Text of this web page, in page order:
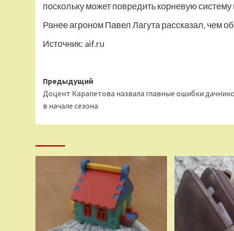
поскольку может повредить корневую
Ранее агроном Павел Лагута рассказал, чем
Источник: aif.ru
Навигация
записи
Предыдущий
Доцент Карапетова назвала главные ошибки
в начале сезона